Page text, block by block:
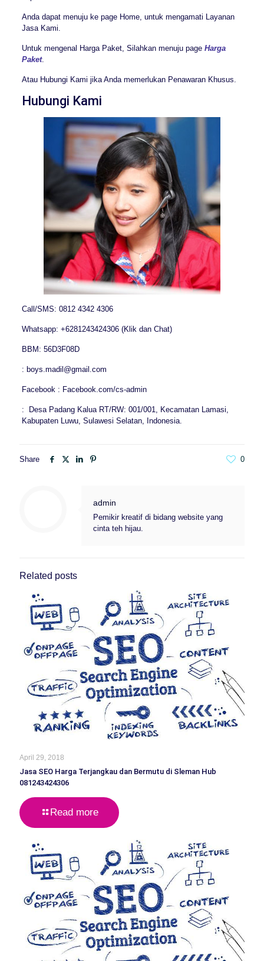
Anda dapat menuju ke page Home, untuk mengamati Layanan
Jasa Kami.
Untuk mengenal Harga Paket, Silahkan menuju page Harga
Paket.
Atau Hubungi Kami jika Anda memerlukan Penawaran Khusus.
Hubungi Kami
Call/SMS: 0812 4342 4306
Whatsapp: +6281243424306 (Klik dan Chat)
BBM: 56D3F08D
: boys.madil@gmail.com
Facebook : Facebook.com/cs-admin
: Desa Padang Kalua RT/RW: 001/001, Kecamatan Lamasi,
Kabupaten Luwu, Sulawesi Selatan, Indonesia.
Share 0
admin
Pemikir kreatif di bidang website yang
cinta teh hijau.
Related posts
April 29, 2018
Jasa SEO Harga Terjangkau dan Bermutu di Sleman Hub
081243424306
Read more